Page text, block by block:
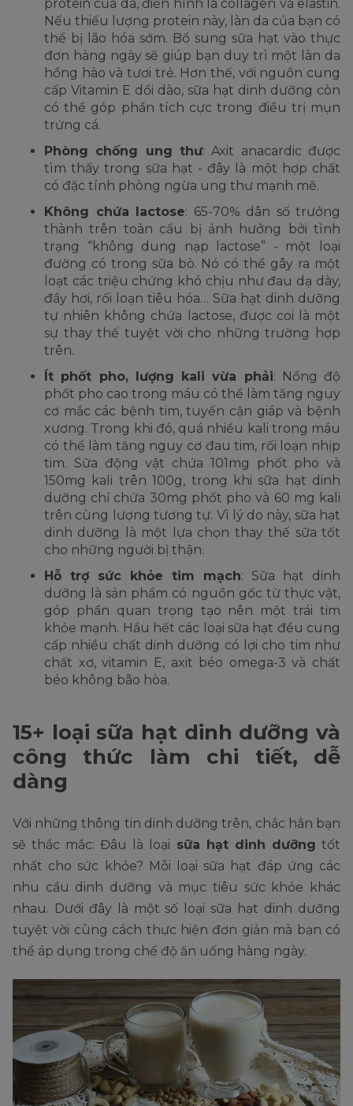
protein của da, điển hình là collagen và elastin.
Nếu thiếu lượng protein này, làn da của bạn có
thể bị lão hóa sớm. Bổ sung sữa hạt vào thực
đơn hàng ngày sẽ giúp bạn duy trì một làn da
hồng hào và tươi trẻ. Hơn thế, với nguồn cung
cấp Vitamin E dồi dào, sữa hạt dinh dưỡng còn
có thể góp phần tích cực trong điều trị mụn
trứng cá.
Phòng chống ung thư: Axit anacardic được
tìm thấy trong sữa hạt - đây là một hợp chất
có đặc tính phòng ngừa ung thư mạnh mẽ.
Không chứa lactose: 65-70% dân số trưởng
thành trên toàn cầu bị ảnh hưởng bởi tình
trạng “không dung nạp lactose” - một loại
đường có trong sữa bò. Nó có thể gây ra một
loạt các triệu chứng khó chịu như đau dạ dày,
đầy hơi, rối loạn tiêu hóa… Sữa hạt dinh dưỡng
tự nhiên không chứa lactose, được coi là một
sự thay thế tuyệt vời cho những trường hợp
trên.
Ít phốt pho, lượng kali vừa phải: Nồng độ
phốt pho cao trong máu có thể làm tăng nguy
cơ mắc các bệnh tim, tuyến cận giáp và bệnh
xương. Trong khi đó, quá nhiều kali trong máu
có thể làm tăng nguy cơ đau tim, rối loạn nhịp
tim. Sữa động vật chứa 101mg phốt pho và
150mg kali trên 100g, trong khi sữa hạt dinh
dưỡng chỉ chứa 30mg phốt pho và 60 mg kali
trên cùng lượng tương tự. Vì lý do này, sữa hạt
dinh dưỡng là một lựa chọn thay thế sữa tốt
cho những người bị thận.
Hỗ trợ sức khỏe tim mạch: Sữa hạt dinh
dưỡng là sản phẩm có nguồn gốc từ thực vật,
góp phần quan trọng tạo nên một trái tim
khỏe mạnh. Hầu hết các loại sữa hạt đều cung
cấp nhiều chất dinh dưỡng có lợi cho tim như
chất xơ, vitamin E, axit béo omega-3 và chất
béo không bão hòa.
15+ loại sữa hạt dinh dưỡng và
công thức làm chi tiết, dễ
dàng
Với những thông tin dinh dưỡng trên, chắc hẳn bạn
sẽ thắc mắc: Đâu là loại sữa hạt dinh dưỡng tốt
nhất cho sức khỏe? Mỗi loại sữa hạt đáp ứng các
nhu cầu dinh dưỡng và mục tiêu sức khỏe khác
nhau. Dưới đây là một số loại sữa hạt dinh dưỡng
tuyệt vời cùng cách thực hiện đơn giản mà bạn có
thể áp dụng trong chế độ ăn uống hàng ngày.